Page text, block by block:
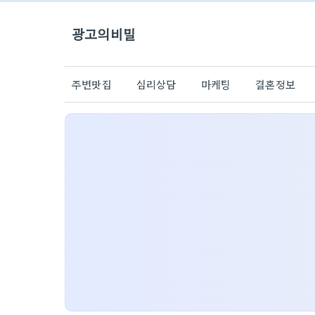
광고의비밀
주변맛집 심리상담 마케팅 결혼정보